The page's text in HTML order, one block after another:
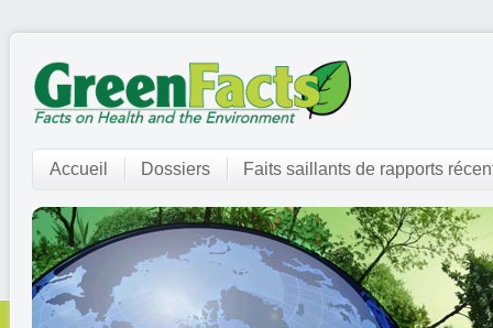
Accueil Dossiers Faits saillants de rapports